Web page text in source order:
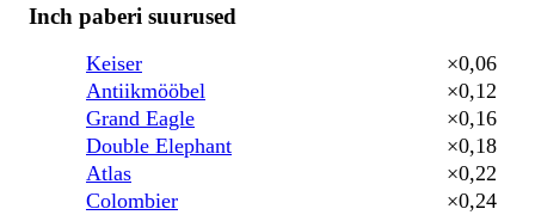
Inch paberi suurused
Keiser
×0,06
Antiikmööbel
×0,12
Grand Eagle
×0,16
Double Elephant
×0,18
Atlas
×0,22
Colombier
×0,24